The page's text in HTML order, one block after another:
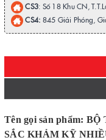
CS3: Số 18 Khu CN,
CS4: 845 Giải Phóng,
Tên gọi sản phẩm:
SẮC KHẢM KỸ